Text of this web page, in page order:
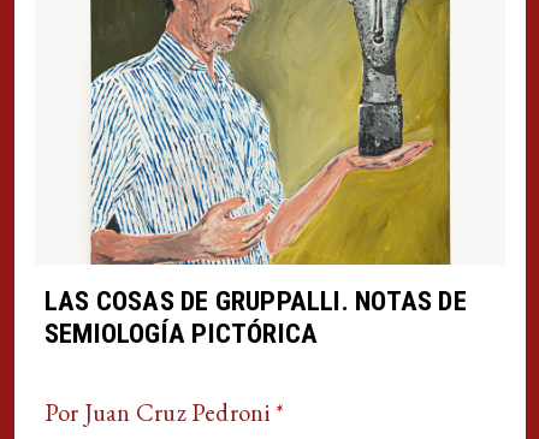
LAS COSAS DE GRUPPALLI. NOTAS DE
SEMIOLOGÍA PICTÓRICA
Por Juan Cruz Pedroni *